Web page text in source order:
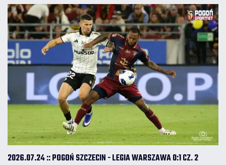
2026.07.24 :: POGOŃ SZCZECIN - LEGIA WARSZAWA 0:1 CZ. 2